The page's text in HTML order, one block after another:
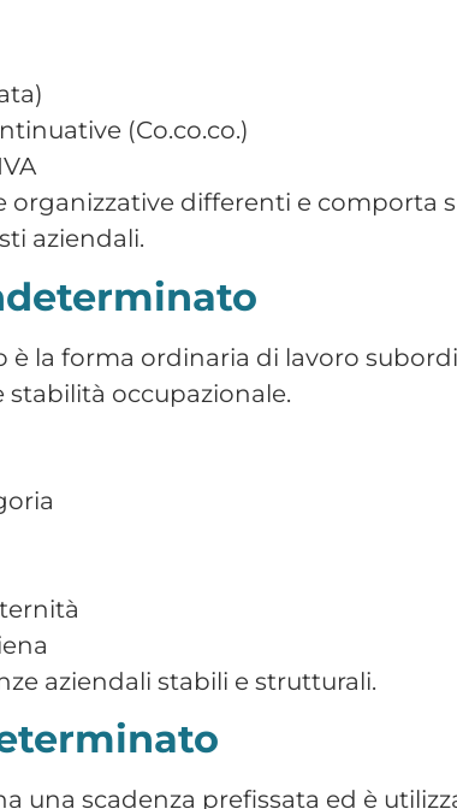
soglie temporali
la trasformazione
indeterminato con finalità
l’azienda
del periodo formativo
per favorire l’inserimento nel
o misto e può essere
diritti del full-time in proporzione